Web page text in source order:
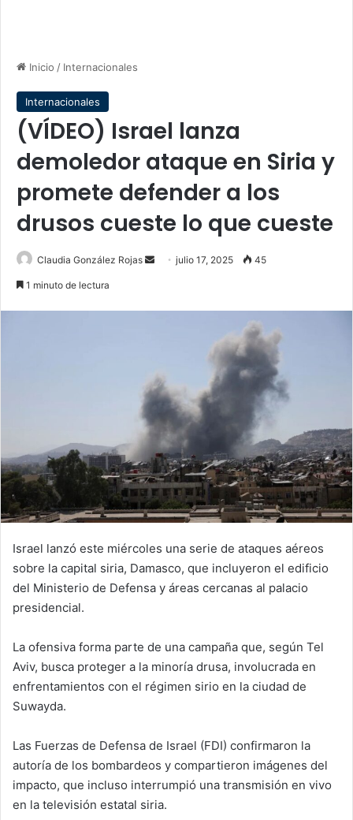
Inicio / Internacionales
Internacionales
(VÍDEO) Israel lanza
demoledor ataque en Siria y
promete defender a los
drusos cueste lo que cueste
Claudia González Rojas
Sendjulio 17, 2025 45
1 minuto de lectura
Israel lanzó este miércoles una serie de ataques aéreos
sobre la capital siria, Damasco, que incluyeron el edificio
del Ministerio de Defensa y áreas cercanas al palacio
presidencial.
La ofensiva forma parte de una campaña que, según Tel
Aviv, busca proteger a la minoría drusa, involucrada en
enfrentamientos con el régimen sirio en la ciudad de
Suwayda.
Las Fuerzas de Defensa de Israel (FDI) confirmaron la
autoría de los bombardeos y compartieron imágenes del
impacto, que incluso interrumpió una transmisión en vivo
en la televisión estatal siria.